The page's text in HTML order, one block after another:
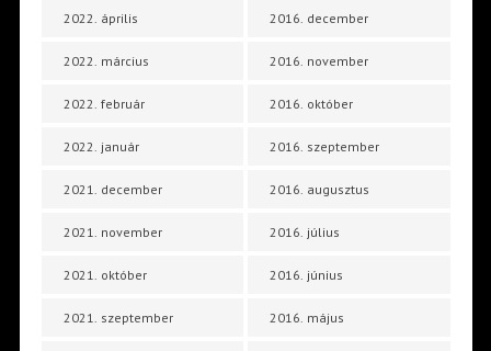
2022. április
2022. március
2022. február
2022. január
2021. december
2021. november
2021. október
2021. szeptember
2016. december
2016. november
2016. október
2016. szeptember
2016. augusztus
2016. július
2016. június
2016. május